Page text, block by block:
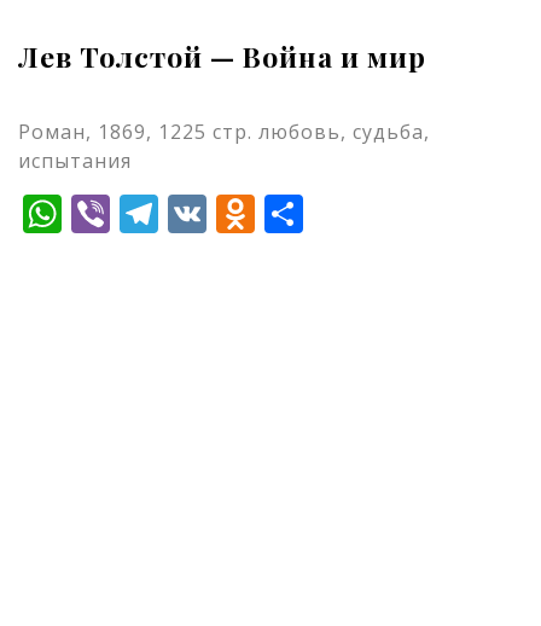
Лев Толстой — Война и мир
Роман, 1869, 1225 стр. любовь, судьба,
испытания
WhatsApp
ViberTelegram
VKOdnoklassniki